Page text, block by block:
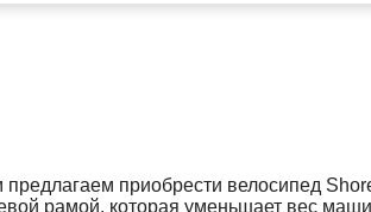
приобрести велосипед
рамой, которая уменьшает вес